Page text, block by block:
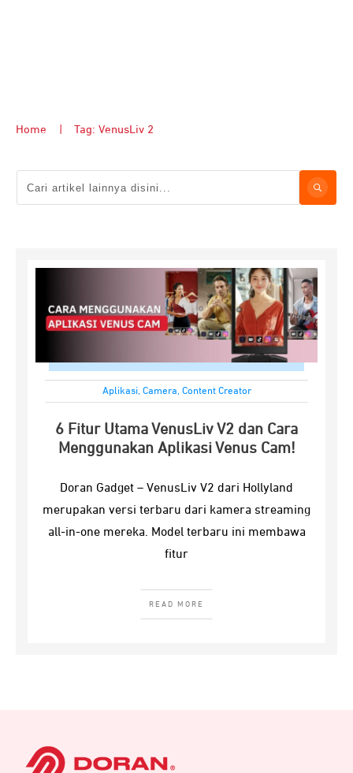
Home Tag: VenusLiv 2
Aplikasi, Camera, Content Creator
6 Fitur Utama VenusLiv V2 dan Cara
Menggunakan Aplikasi Venus Cam!
Doran Gadget – VenusLiv V2 dari Hollyland
merupakan versi terbaru dari kamera streaming
all-in-one mereka. Model terbaru ini membawa
fitur
READ MORE